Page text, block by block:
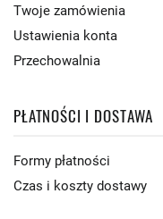
Twoje zamówienia
Ustawienia konta
Przechowalnia
PŁATNOŚCI I DOSTAWA
Formy płatności
Czas i koszty dostawy